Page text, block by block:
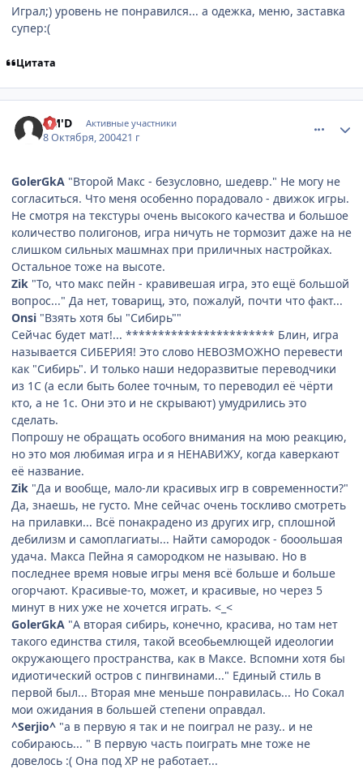
Играл;) уровень не понравился... а одежка, меню, заставка
супер:(
Цитата
CM'D Активные участники
8 Октября, 200421 г
GolerGkA "Второй Макс - безусловно, шедевр." Не могу не
согласиться. Что меня особенно порадовало - движок игры.
Не смотря на текстуры очень высокого качества и большое
количество полигонов, игра ничуть не тормозит даже на не
слишком сильных машмнах при приличных настройках.
Остальное тоже на высоте.
Zik "То, что макс пейн - кравивешая игра, это ещё большой
вопрос..." Да нет, товарищ, это, пожалуй, почти что факт...
Onsi "Взять хотя бы "Сибирь""
Сейчас будет мат!... *********************** Блин, игра
называется СИБЕРИЯ! Это слово НЕВОЗМОЖНО перевести
как "Сибирь". И только наши недоразвитые переводчики
из 1С (а если быть более точным, то переводил её чёрти
кто, а не 1с. Они это и не скрывают) умудрились это
сделать.
Попрошу не обращать особого внимания на мою реакцию,
но это моя любимая игра и я НЕНАВИЖУ, когда каверкают
её название.
Zik "Да и вообще, мало-ли красивых игр в современности?"
Да, знаешь, не густо. Мне сейчас очень тоскливо смотреть
на прилавки... Всё понакрадено из других игр, сплошной
дебилизм и самоплагиаты... Найти самородок - бооольшая
удача. Макса Пейна я самородком не называю. Но в
последнее время новые игры меня всё больше и больше
огорчают. Красивые-то, может, и красивые, но через 5
минут в них уже не хочется играть. <_<
GolerGkA "А вторая сибирь, конечно, красива, но там нет
такого единства стиля, такой всеобьемлющей идеологии
окружающего пространства, как в Максе. Вспомни хотя бы
идиотический остров с пингвинами..." Единый стиль в
первой был... Вторая мне меньше понравилась... Но Сокал
мои ожидания в большей степени оправдал.
^Serjio^ "а в первую я так и не поиграл не разу.. и не
собираюсь... " В первую часть поиграть мне тоже не
довелось :( Она под ХР не работает...